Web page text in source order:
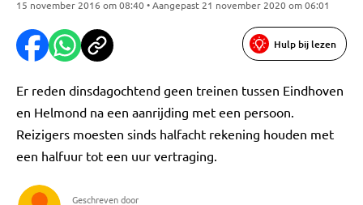
15 november 2016 om 08:40 • Aangepast 21 november 2020 om 06:01
Hulp bij lezen
Er reden dinsdagochtend geen treinen tussen Eindhoven
en Helmond na een aanrijding met een persoon.
Reizigers moesten sinds halfacht rekening houden met
een halfuur tot een uur vertraging.
Geschreven door